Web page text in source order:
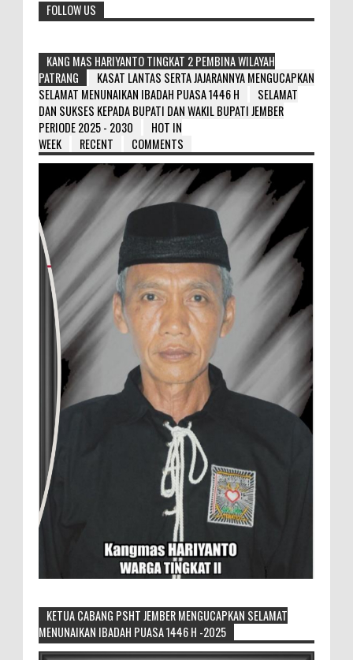
FOLLOW US
KANG MAS HARIYANTO TINGKAT 2 PEMBINA WILAYAH
PATRANG
KASAT LANTAS SERTA JAJARANNYA MENGUCAPKAN
SELAMAT MENUNAIKAN IBADAH PUASA 1446 H
SELAMAT
DAN SUKSES KEPADA BUPATI DAN WAKIL BUPATI JEMBER
PERIODE 2025 - 2030
HOT IN
WEEK
RECENT COMMENTS
Sikapi Overproduksi Panen Selada, Petani
Muda Hidroponik Ikuti Pelatihan
KETUA CABANG PSHT JEMBER MENGUCAPKAN SELAMAT
MENUNAIKAN IBADAH PUASA 1446 H -2025